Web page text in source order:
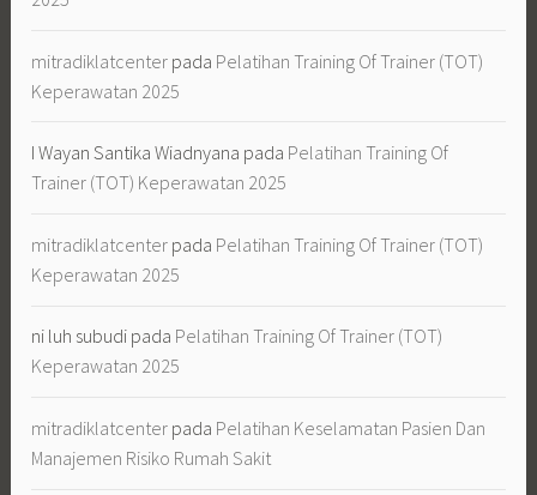
mitradiklatcenter pada Pelatihan Training Of Trainer (TOT)
Keperawatan 2025
I Wayan Santika Wiadnyana pada Pelatihan Training Of
Trainer (TOT) Keperawatan 2025
mitradiklatcenter pada Pelatihan Training Of Trainer (TOT)
Keperawatan 2025
ni luh subudi pada Pelatihan Training Of Trainer (TOT)
Keperawatan 2025
mitradiklatcenter pada Pelatihan Keselamatan Pasien Dan
Manajemen Risiko Rumah Sakit